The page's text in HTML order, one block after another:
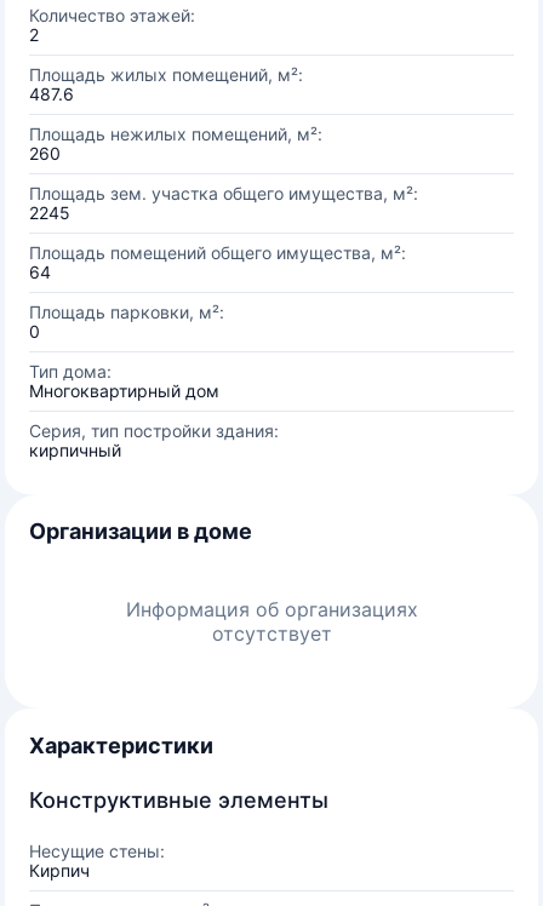
Количество этажей:
2
Площадь жилых помещений, м²:
487.6
Площадь нежилых помещений, м²:
260
Площадь зем. участка общего имущества, м²:
2245
Площадь помещений общего имущества, м²:
64
Площадь парковки, м²:
0
Тип дома:
Многоквартирный дом
Серия, тип постройки здания:
кирпичный
Организации в доме
Информация об организациях
отсутствует
Характеристики
Конструктивные элементы
Несущие стены:
Кирпич